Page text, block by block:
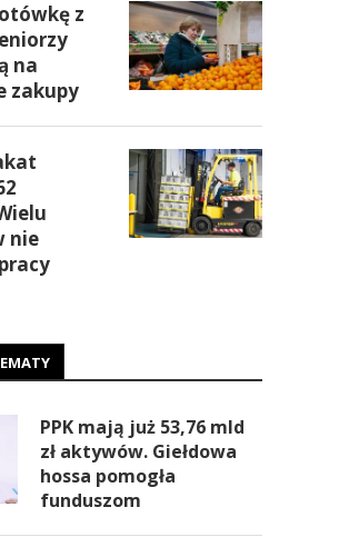
z
na
zakupy
nie
PPK mają już 53,76 mld
zł aktywów. Giełdowa
hossa pomogła
funduszom